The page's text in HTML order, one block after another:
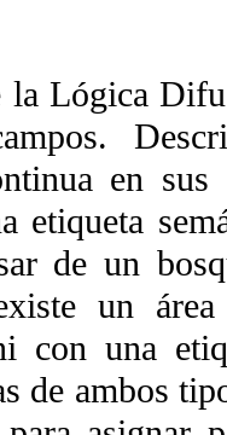
la Lógica
en sus
etiqueta
de un
un
con una
de ambos